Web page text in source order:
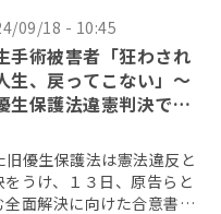
09/18 - 10:45
手術被害者「狂わされ
生、戻ってこない」〜
生保護法違憲判決で合
優生保護法は憲法違反と
うけ、１３日、原告らと
面解決に向けた合意書の